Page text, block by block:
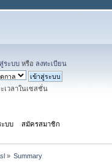
ระบบ หรือ ลงทะเบียน
เวลาในเซสชั่น
ะบบ สมัครสมาชิก
» Summary